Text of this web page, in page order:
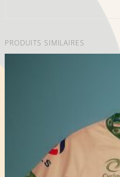
PRODUITS SIMILAIRES